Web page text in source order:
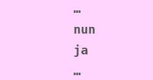
…
nun
ja
…